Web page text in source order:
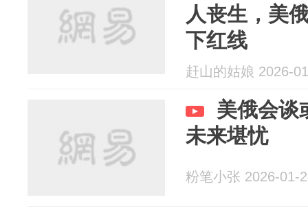
人丧生，美
下红线
赶山的姑娘 2026-
美俄会谈
未来堪忧
粉笔小张 2026-01-